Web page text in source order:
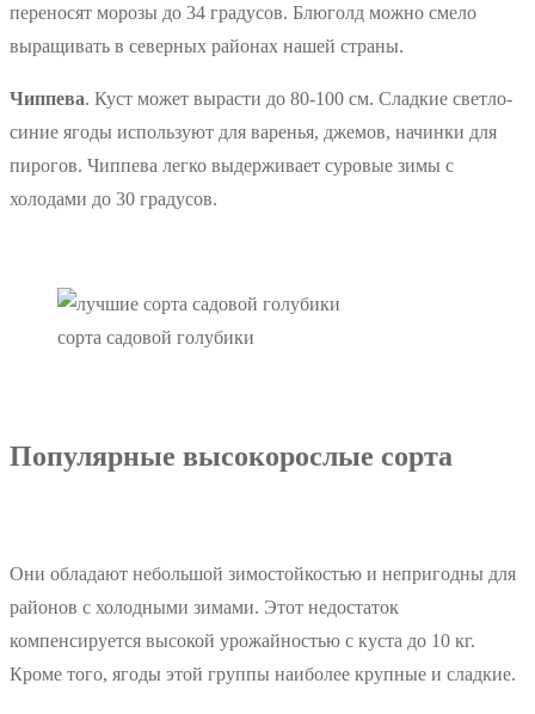
переносят морозы до 34 градусов. Блюголд можно смело
выращивать в северных районах нашей страны.
Чиппева. Куст может вырасти до 80-100 см. Сладкие светло-
синие ягоды используют для варенья, джемов, начинки для
пирогов. Чиппева легко выдерживает суровые зимы с
холодами до 30 градусов.
сорта садовой голубики
Популярные высокорослые сорта
Они обладают небольшой зимостойкостью и непригодны для
районов с холодными зимами. Этот недостаток
компенсируется высокой урожайностью с куста до 10 кг.
Кроме того, ягоды этой группы наиболее крупные и сладкие.